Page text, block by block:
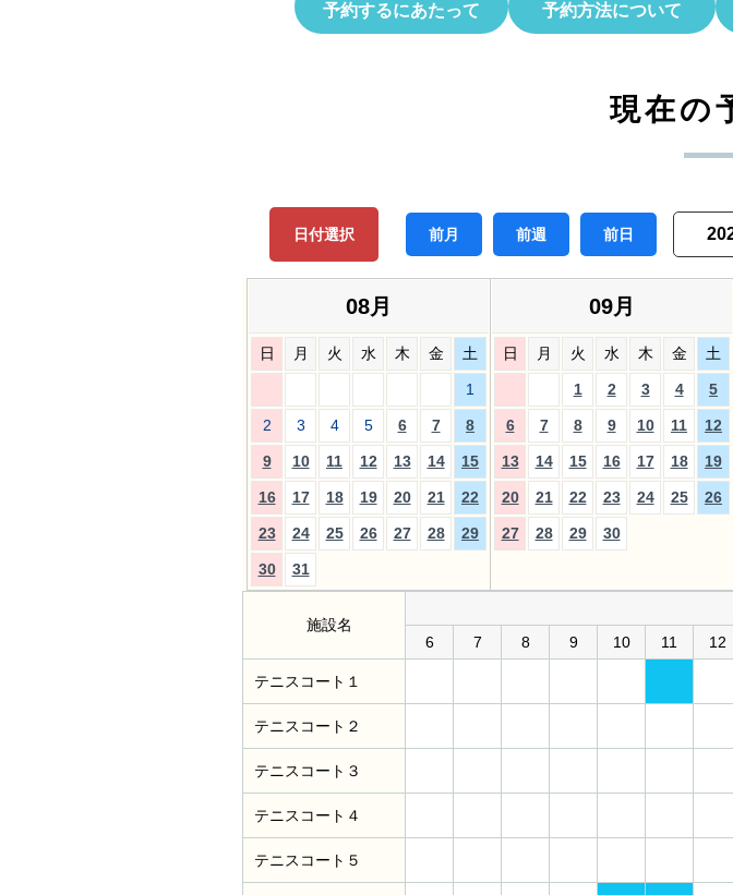
予約するにあたって 予約方法について
現在の
日付選択 前月 前週 前日
08月
日 月 火 水 木 金 土
1
2 3 4 5 6 7 8
9 10 11 12 13 14 15
16 17 18 19 20 21 22
23 24 25 26 27 28 29
30 31
09月
日 月 火 水 木 金 土
1 2 3 4 5
6 7 8 9 10 11 12
13 14 15 16 17 18 19
20 21 22 23 24 25 26
27 28 29 30
施設名
6
7 8 9 10 11 12
テニスコート１
テニスコート２
テニスコート３
テニスコート４
テニスコート５